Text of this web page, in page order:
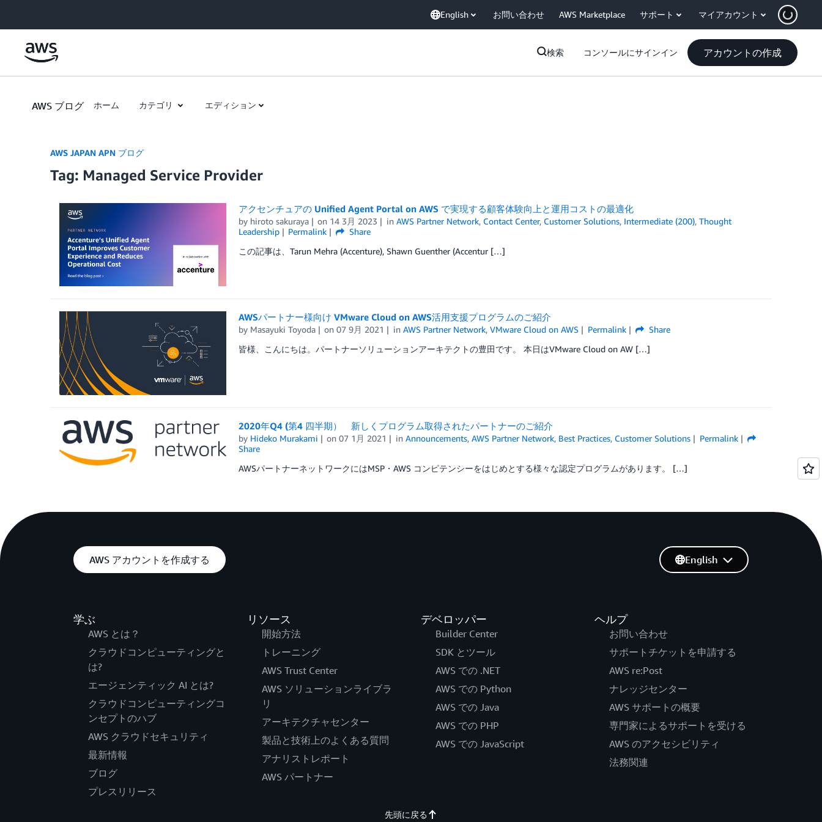
English お問い合わせ AWS Marketplace サポート マイアカウント
検索 コンソールにサインイン アカウントの作成
AWS ブログ ホーム カテゴリ エディション
AWS JAPAN APN ブログ
Tag: Managed Service Provider
アクセンチュアの Unified Agent Portal on AWS で実現する顧客体験向上と運用コストの最適化
by hiroto sakuraya on 14 3月 2023 inAWS Partner Network, Contact Center, Customer Solutions, Intermediate (200),Thought
Leadership
Permalink
Share
この記事は、Tarun Mehra (Accenture), Shawn Guenther (Accentur […]
AWSパートナー様向け VMware Cloud on AWS活用支援プログラムのご紹介
by Masayuki Toyoda on07 9月 2021 inAWS Partner Network,VMware Cloud on AWS Permalink
Share
皆様、こんにちは。パートナーソリューションアーキテクトの豊田です。 本日はVMware Cloud on AW […]
2020年Q4 (第4 四半期） 新しくプログラム取得されたパートナーのご紹介
by Hideko Murakami on07 1月 2021 inAnnouncements,AWS Partner Network, Best Practices, Customer Solutions
Permalink
Share
AWSパートナーネットワークにはMSP・AWS コンピテンシーをはじめとする様々な認定プログラムがあります。 […]
AWS アカウントを作成する
学ぶ
AWS とは？
クラウドコンピューティングと
は?
エージェンティック AI とは?
クラウドコンピューティングコ
ンセプトのハブ
AWS クラウドセキュリティ
最新情報
ブログ
プレスリリース
リソース
開始方法
トレーニング
AWS Trust Center
AWS ソリューションライブラ
リ
アーキテクチャセンター
製品と技術上のよくある質問
アナリストレポート
AWS パートナー
デベロッパー
Builder Center
SDK とツール
AWS での .NET
AWS での Python
AWS での Java
AWS での PHP
AWS での JavaScript
ヘルプ
お問い合わせ
サポートチケットを申請する
AWS re:Post
ナレッジセンター
AWS サポートの概要
専門家によるサポートを受ける
AWS のアクセシビリティ
法務関連
English
先頭に戻る